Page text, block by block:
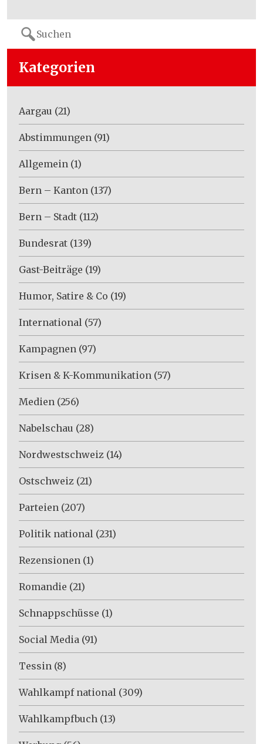
Search
for:
Kategorien
Aargau (21)
Abstimmungen (91)
Allgemein (1)
Bern – Kanton (137)
Bern – Stadt (112)
Bundesrat (139)
Gast-Beiträge (19)
Humor, Satire & Co (19)
International (57)
Kampagnen (97)
Krisen & K-Kommunikation (57)
Medien (256)
Nabelschau (28)
Nordwestschweiz (14)
Ostschweiz (21)
Parteien (207)
Politik national (231)
Rezensionen (1)
Romandie (21)
Schnappschüsse (1)
Social Media (91)
Tessin (8)
Wahlkampf national (309)
Wahlkampfbuch (13)